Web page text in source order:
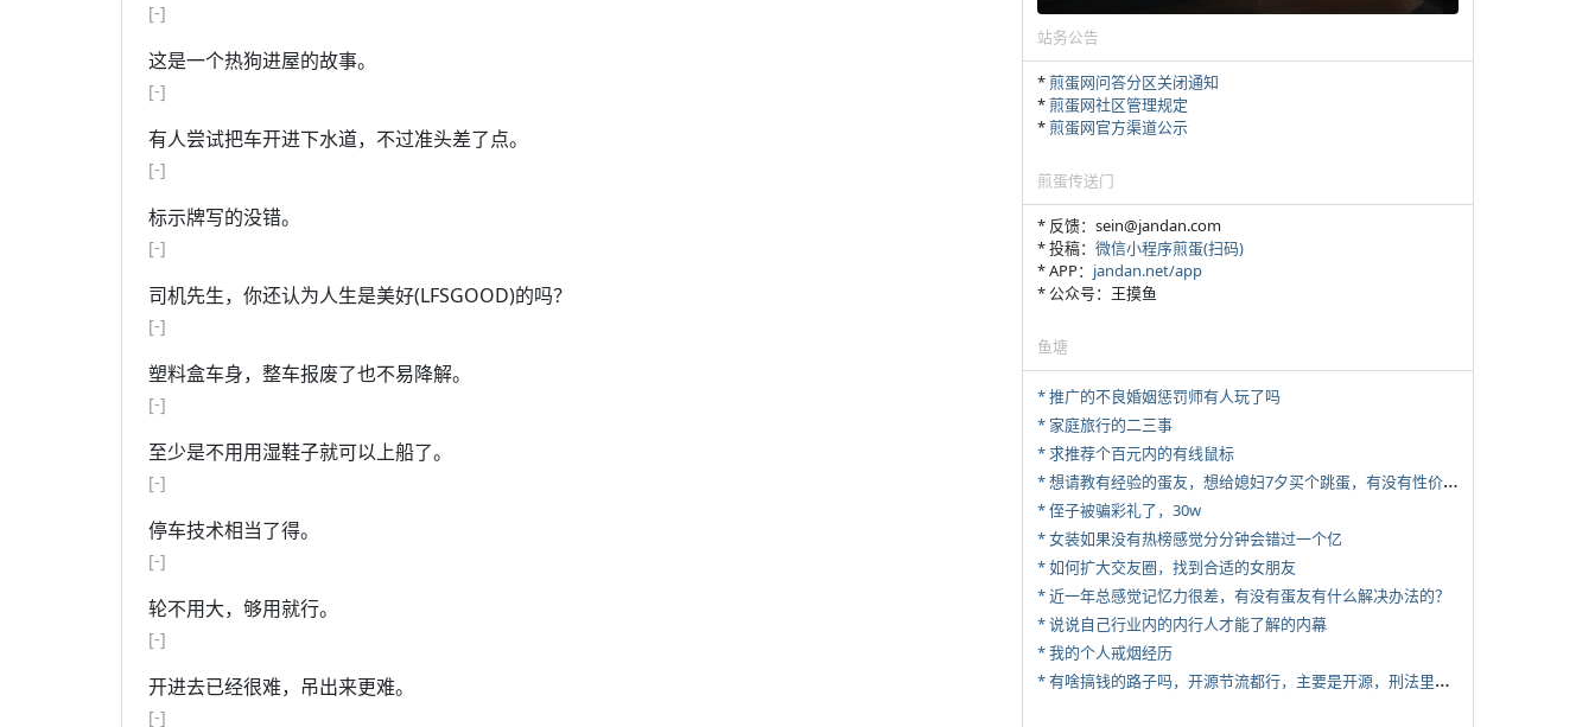
[-]
这是一个热狗进屋的故事。
[-]
有人尝试把车开进下水道，不过准头差了点。
[-]
标示牌写的没错。
[-]
司机先生，你还认为人生是美好(LFSGOOD)的吗？
[-]
塑料盒车身，整车报废了也不易降解。
[-]
至少是不用用湿鞋子就可以上船了。
[-]
停车技术相当了得。
[-]
轮不用大，够用就行。
[-]
开进去已经很难，吊出来更难。
[-]
站务公告
*煎蛋网问答分区关闭通知
*煎蛋网社区管理规定
*煎蛋网官方渠道公示
煎蛋传送门
* 反馈：sein@jandan.com
* 投稿： 微信小程序煎蛋(扫码)
* APP： jandan.net/app
* 公众号：王摸鱼
鱼塘
* 推广的不良婚姻惩罚师有人玩了吗
* 家庭旅行的二三事
* 求推荐个百元内的有线鼠标
*
想请教有经验的蛋友，想给媳妇7夕买个跳蛋，有没有性价比高的推荐
* 侄子被骗彩礼了，30w
* 女装如果没有热榜感觉分分钟会错过一个亿
* 如何扩大交友圈，找到合适的女朋友
* 近一年总感觉记忆力很差，有没有蛋友有什么解决办法的？
* 说说自己行业内的内行人才能了解的内幕
* 我的个人戒烟经历
*
有啥搞钱的路子吗，开源节流都行，主要是开源，刑法里的咱不做